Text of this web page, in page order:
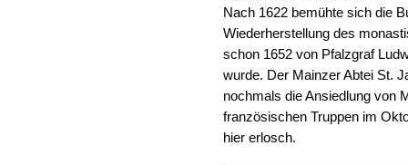
Nach 1622 bemühte sich die
Wiederherstellung des
schon 1652 von Pfalzgraf
wurde. Der Mainzer Abtei St.
nochmals die Ansiedlung von
französischen Truppen im
hier erlosch.